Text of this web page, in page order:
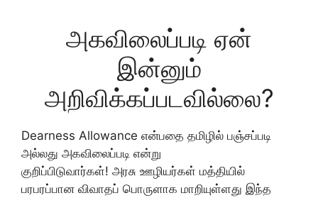
அகவிலைப்படி ஏன்
இன்னும்
அறிவிக்கப்படவில்லை?
Dearness Allowance என்பதை தமிழில் பஞ்சப்படி
அல்லது அகவிலைப்படி என்று
குறிப்பிடுவார்கள்! அரசு ஊழியர்கள் மத்தியில்
பரபரப்பான விவாதப் பொருளாக மாறியுள்ளது இந்த